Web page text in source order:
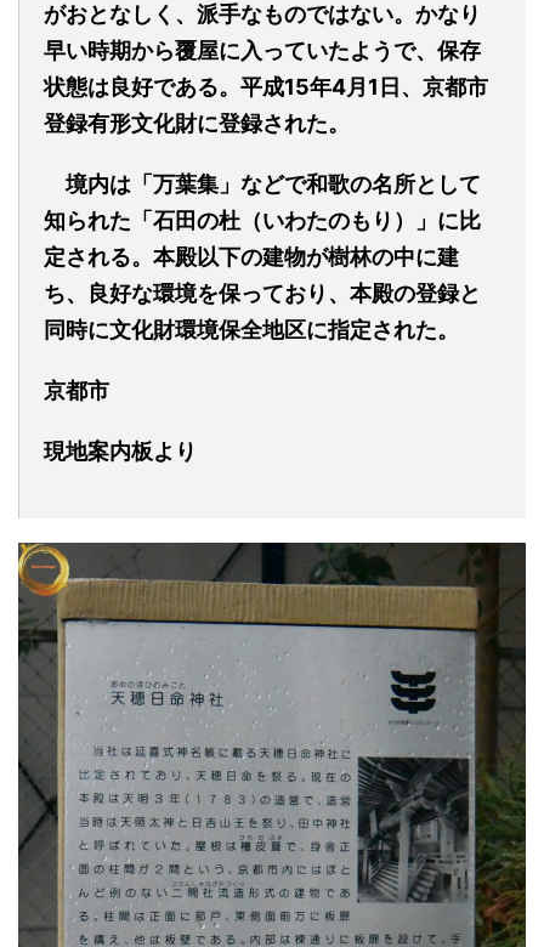
がおとなしく、派手なものではない。かなり
早い時期から覆屋に入っていたようで、保存
状態は良好である。平成15年4月1日、京都市
登録有形文化財に登録された。
境内は「万葉集」などで和歌の名所として
知られた「石田の杜 （いわたのもり）
」に比
定される。本殿以下の建物が樹林の中に建
ち、良好な環境を保っており、本殿の登録と
同時に文化財環境保全地区に指定された。
京都市
現地案内板より